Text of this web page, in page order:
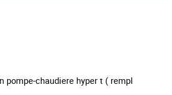
pompe-chaudiere hyper t ( rempl